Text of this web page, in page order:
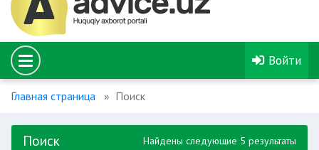
Войти
Главная страница Поиск
Поиск Найдены следующие 5 результаты